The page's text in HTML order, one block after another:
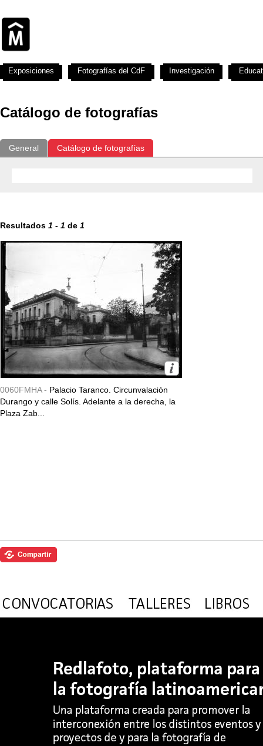
Catálogo de fotografías
General Catálogo de fotografías
Resultados 1 - 1 de 1
0060FMHA - Palacio Taranco. Circunvalación
Durango y calle Solís. Adelante a la derecha, la
Plaza Zab...
Exposiciones Fotografías del CdF Investigación